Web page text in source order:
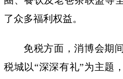
了众多福利权益。
免税方面，消博会期
税城以“深深有礼”为主题